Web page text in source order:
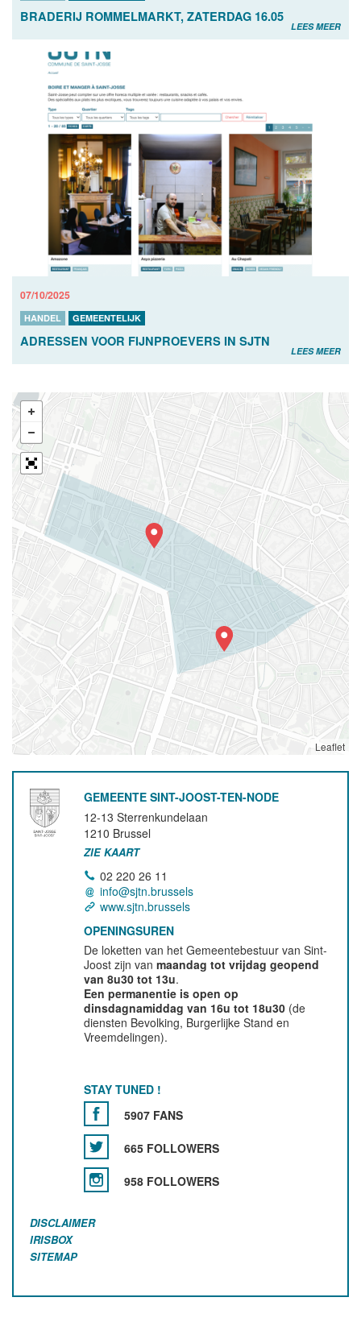
BRADERIJ ROMMELMARKT, ZATERDAG 16.05
LEES MEER
07/10/2025
HANDEL GEMEENTELIJK
ADRESSEN VOOR FIJNPROEVERS IN SJTN
LEES MEER
Leaflet
GEMEENTE SINT-JOOST-TEN-NODE
12-13 Sterrenkundelaan
1210 Brussel
ZIE KAART
02 220 26 11
info@sjtn.brussels
www.sjtn.brussels
OPENINGSUREN
De loketten van het Gemeentebestuur van Sint-
Joost zijn vanmaandag tot vrijdag geopend
van 8u30 tot 13u.
Een permanentie is open op
dinsdagnamiddag van 16u tot 18u30 (de
diensten Bevolking, Burgerlijke Stand en
Vreemdelingen).
STAY TUNED !
5907 FANS
665 FOLLOWERS
958 FOLLOWERS
DISCLAIMER
IRISBOX
SITEMAP